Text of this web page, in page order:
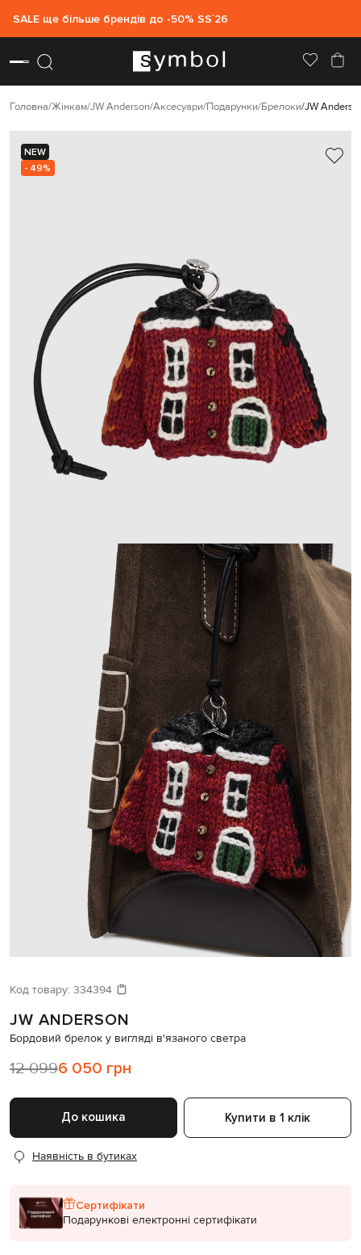
SALE ще більше брендів до -50% SS`26
Головна Жінкам JW Anderson Аксесуари Подарунки Брелоки JW
NEW
- 49%
Код товару: 334394
JW ANDERSON
Бордовий брелок у вигляді в'язаного светра
12 0996 050 грн
До кошика Купити в 1 клік
Наявність в бутиках
Сертифікати
Подарункові електронні сертифікати